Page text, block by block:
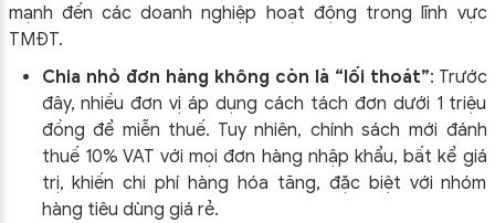
mạnh đến các doanh nghiệp hoạt động trong lĩnh vực
TMĐT.
Chia nhỏ đơn hàng không còn là “lối thoát”: Trước
đây, nhiều đơn vị áp dụng cách tách đơn dưới 1 triệu
đồng để miễn thuế. Tuy nhiên, chính sách mới đánh
thuế 10% VAT với mọi đơn hàng nhập khẩu, bất kể giá
trị, khiến chi phí hàng hóa tăng, đặc biệt với nhóm
hàng tiêu dùng giá rẻ.